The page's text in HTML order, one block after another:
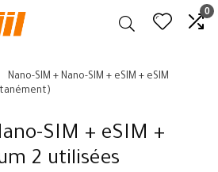
0
Nano-SIM + Nano-SIM + eSIM + eSIM
SIM + eSIM +
2 utilisées